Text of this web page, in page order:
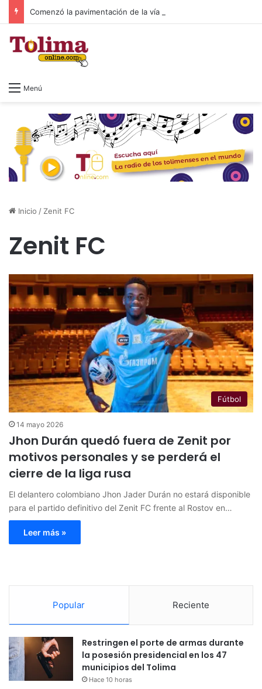
Menú
Inicio / Zenit FC
Zenit FC
Fútbol
14 mayo 2026
Jhon Durán quedó fuera de Zenit por
motivos personales y se perderá el
cierre de la liga rusa
El delantero colombiano Jhon Jader Durán no estará disponible
para el partido definitivo del Zenit FC frente al Rostov en…
Leer más »
Popular Reciente
Restringen el porte de armas durante
la posesión presidencial en los 47
municipios del Tolima
Hace 10 horas